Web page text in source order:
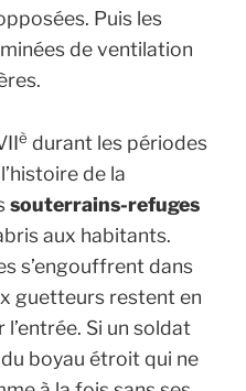
Puis les
de ventilation
è durant les périodes
de la
souterrains-refuges
aux habitants.
s’engouffrent dans
guetteurs restent en
Si un soldat
boyau étroit qui ne